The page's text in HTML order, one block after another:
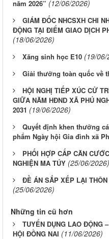
năm 2026” (12/06/2026)
GIÁM ĐỐC NHCSXH CHI
ĐỘNG TẠI ĐIỂM GIAO DỊCH
(18/06/2026)
Xăng sinh học E10 (19/06/
Giải thưởng toàn quốc về
HỘI NGHỊ TIẾP XÚC CỬ
GIỮA NĂM HĐND XÃ PHÚ
2031 (19/06/2026)
Quyết định khen thưởng
phẩm Ngày hội Gia đình xã
PHỐI HỢP CẤP CĂN
NGHIỆN MA TÚY (25/06/2026)
ĐỀ ÁN SẮP XẾP LẠI
(25/06/2026)
Những tin cũ hơn
TUYỂN DỤNG LAO ĐỘNG
HỘI ĐỒNG NAI (11/06/2026)